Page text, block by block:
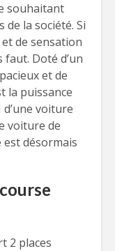
souhaitant
la société. Si
de sensation
faut. Doté d’un
et de
la puissance
d’une voiture
voiture de
désormais
2 places